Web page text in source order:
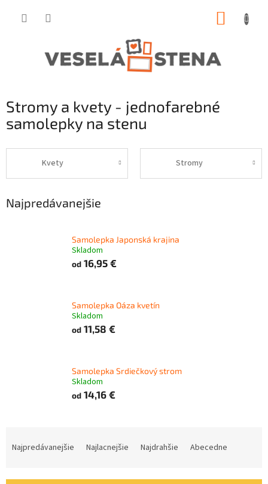
Stromy a kvety - jednofarebné
samolepky na stenu
Kvety Stromy
Najpredávanejšie
Samolepka Japonská krajina
Skladom
od 16,95 €
Samolepka Oáza kvetín
Skladom
od 11,58 €
Samolepka Srdiečkový strom
Skladom
od 14,16 €
Najpredávanejšie Najlacnejšie Najdrahšie Abecedne